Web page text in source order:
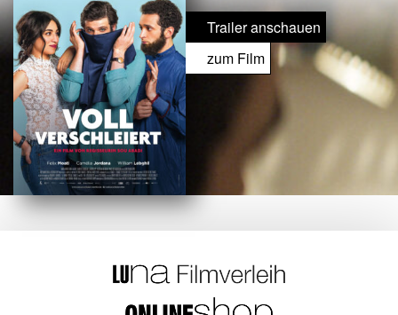
Trailer anschauen
zum Film